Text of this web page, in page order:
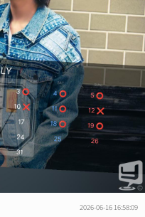
2026-06-16 16:58:09